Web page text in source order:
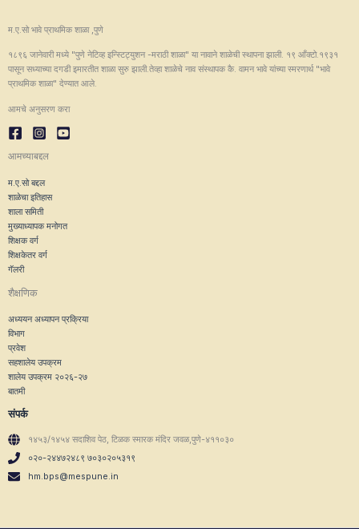
म.ए.सो भावे प्राथमिक शाळा ,पुणे
१८९६ जानेवारी मध्ये "पुणे नेटिव्ह इन्स्टिट्युशन -मराठी शाळा" या नावाने शाळेची स्थापना झाली. १९ आँक्टो.१९३१
पासून सध्याच्या दगडी इमारतीत शाळा सुरु झाली.तेव्हा शाळेचे नाव संस्थापक कै. वामन भावे यांच्या स्मरणार्थ "भावे
प्राथमिक शाळा" देण्यात आले.
आमचे अनुसरण करा
आमच्याबद्दल
म.ए.सो बद्दल
शाळेचा इतिहास
शाला समिती
मुख्याध्यापक मनोगत
शिक्षक वर्ग
शिक्षकेतर वर्ग
गॅलरी
शैक्षणिक
अध्ययन अध्यापन प्रक्रिया
विभाग
प्रवेश
सहशालेय उपक्रम
शालेय उपक्रम २०२६-२७
बातमी
संपर्क
१४५३/१४५४ सदाशिव पेठ, टिळक स्मारक मंदिर जवळ,पुणे-४११०३०
०२०-२४४७२४८९ ७०३०२०५३१९
hm.bps@mespune.in